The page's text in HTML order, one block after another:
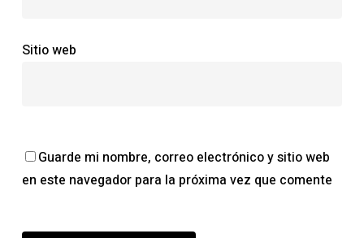
Sitio web
Guarde mi nombre, correo electrónico y sitio web
en este navegador para la próxima vez que comente